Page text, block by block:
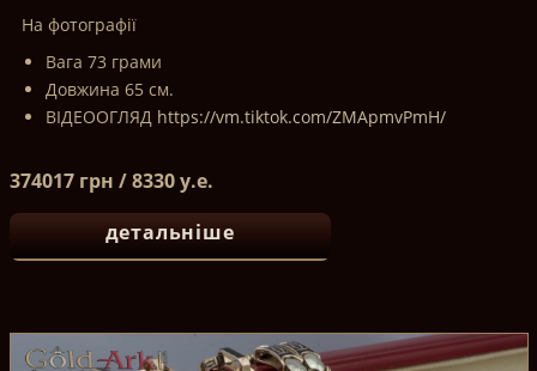
На фотографії
Вага 73 грами
Довжина 65 см.
ВІДЕООГЛЯД https://vm.tiktok.com/ZMApmvPmH/
374017 грн / 8330 у.е.
детальніше